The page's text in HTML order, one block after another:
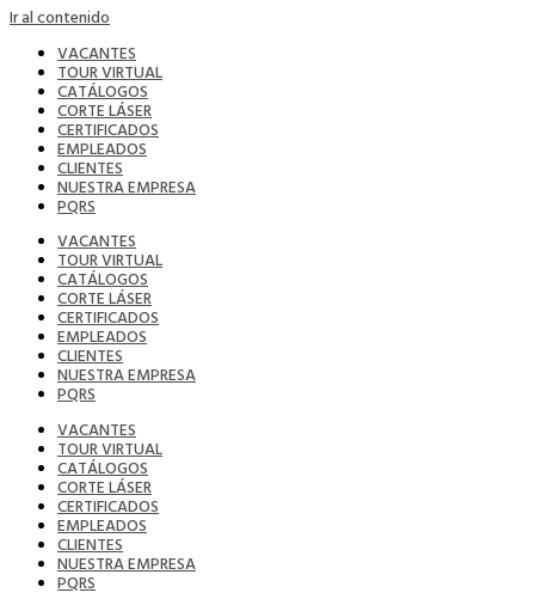
Ir al contenido
VACANTES
TOUR VIRTUAL
CATÁLOGOS
CORTE LÁSER
CERTIFICADOS
EMPLEADOS
CLIENTES
NUESTRA EMPRESA
PQRS
VACANTES
TOUR VIRTUAL
CATÁLOGOS
CORTE LÁSER
CERTIFICADOS
EMPLEADOS
CLIENTES
NUESTRA EMPRESA
PQRS
VACANTES
TOUR VIRTUAL
CATÁLOGOS
CORTE LÁSER
CERTIFICADOS
EMPLEADOS
CLIENTES
NUESTRA EMPRESA
PQRS